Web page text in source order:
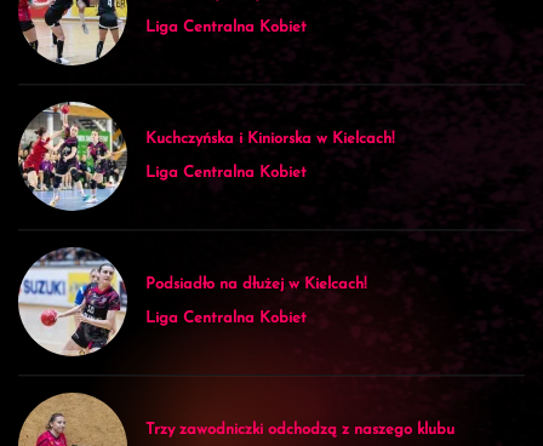
Liga Centralna Kobiet
Kuchczyńska i Kiniorska w Kielcach!
Liga Centralna Kobiet
Podsiadło na dłużej w Kielcach!
Liga Centralna Kobiet
Trzy zawodniczki odchodzą z naszego klubu